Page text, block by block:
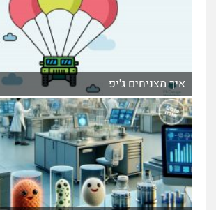
איך מצניחים ג'יפ